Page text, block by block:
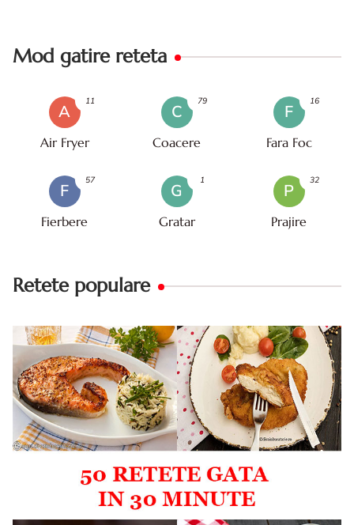
Mod gatire reteta
A
Air Fryer
11
C
Coacere
79
F
Fara Foc
16
F
Fierbere
57
G
Gratar
1
P
Prajire
32
Retete populare